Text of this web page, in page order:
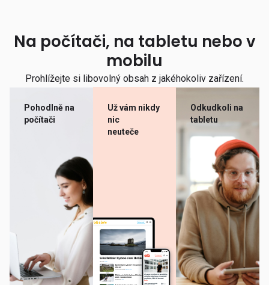
Na počítači, na tabletu nebo v
mobilu
Prohlížejte si libovolný obsah z jakéhokoliv zařízení.
Pohodlně na
počítači
Už vám nikdy
nic
neuteče
Odkudkoli na
tabletu